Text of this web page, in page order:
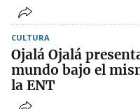
CULTURA
Ojalá Ojalá
mundo bajo el
la ENT